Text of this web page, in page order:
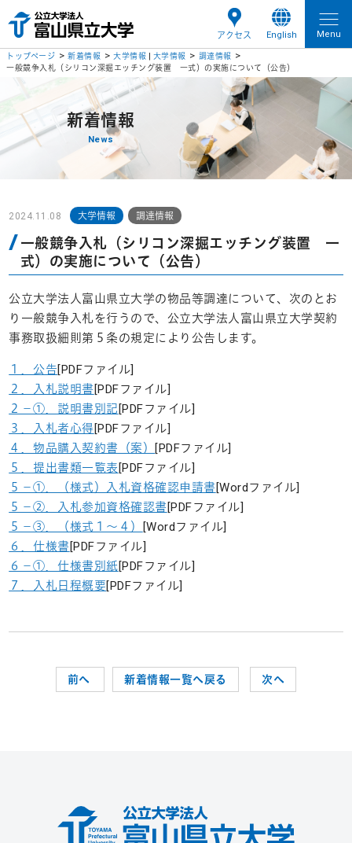
アクセス English Menu
トップページ 新着情報 大学情報 大学情報
調達情報
一般競争入札（シリコン深掘エッチング装置 一式）の実施について（公告）
新着情報
News
2024.11.08 大学情報 調達情報
一般競争入札（シリコン深掘エッチング装置 一
式）の実施について（公告）
公立大学法人富山県立大学の物品等調達について、次のとお
り一般競争入札を行うので、公立大学法人富山県立大学契約
事務取扱細則第５条の規定により公告します。
１．公告[PDFファイル]
２．入札説明書 [PDFファイル]
２－①．説明書別記 [PDFファイル]
３．入札者心得 [PDFファイル]
４．物品購入契約書（案） [PDFファイル]
５．提出書類一覧表 [PDFファイル]
５－①．（様式）入札資格確認申請書 [Wordファイル]
５－②．入札参加資格確認書 [PDFファイル]
５－③．（様式１～４）
[Wordファイル]
６．仕様書 [PDFファイル]
６－①．仕様書別紙[PDFファイル]
７．入札日程概要[PDFファイル]
前へ 新着情報一覧へ戻る 次へ